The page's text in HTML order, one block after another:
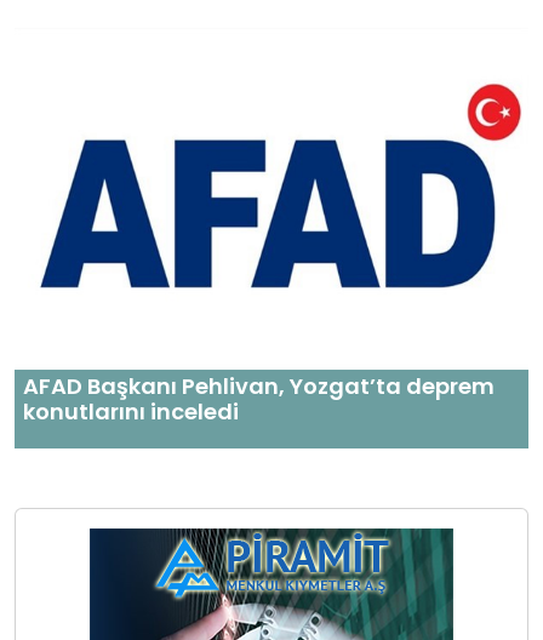
AFAD Başkanı Pehlivan, Yozgat’ta deprem
konutlarını inceledi